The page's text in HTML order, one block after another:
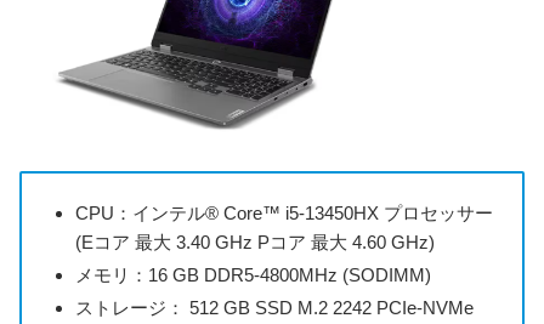
CPU：インテル® Core™ i5-13450HX プロセッサー
(Eコア 最大 3.40 GHz Pコア 最大 4.60 GHz)
メモリ：16 GB DDR5-4800MHz (SODIMM)
ストレージ： 512 GB SSD M.2 2242 PCIe-NVMe